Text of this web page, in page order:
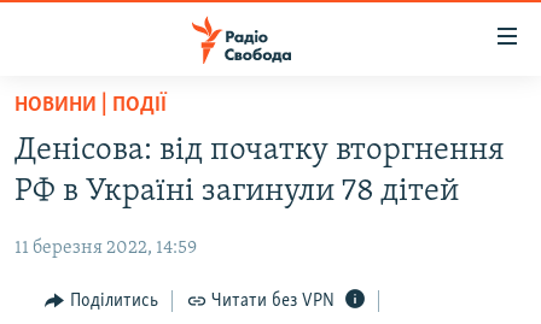
Перейти
основного
матеріалу
до
навігації
ВСЕ ЗА ДОБУ
ПОЛІТИКА
ЕКОНОМІКА
ВІЙНА
РОСІЙСЬКА «ФІЛЬТРАЦІЯ»
НОВИНИ | ПОДІЇ
Денісова: від початку вторгнення
РФ в Україні загинули 78 дітей
11 березня 2022, 14:59
Поділитись Читати без VPN